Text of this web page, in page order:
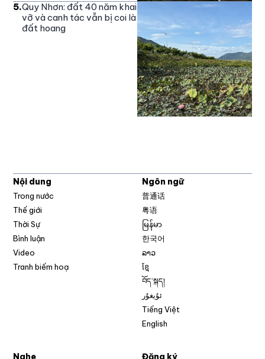
5.Quy Nhơn: đất 40 năm khai
vỡ và canh tác vẫn bị coi là
đất hoang
Nội dung
Trong nước
Thế giới
Thời Sự
Bình luận
Video
Tranh biếm hoạ
Ngôn ngữ
普通话
粤语
မြန်မာ
한국어
ລາວ
ខ្មែ
བོད་སྐད།
ئۇيغۇر
Tiếng Việt
English
Nghe Đăng ký